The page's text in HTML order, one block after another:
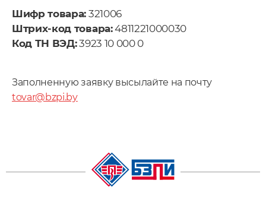
Шифр товара: 321006
Штрих-код товара:4811221000030
Код ТН ВЭД:3923 10 000 0
Заполненную заявку высылайте на почту
tovar@bzpi.by